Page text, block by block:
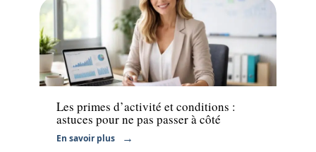
Finance
Les primes d’activité et conditions :
astuces pour ne pas passer à côté
En savoir plus